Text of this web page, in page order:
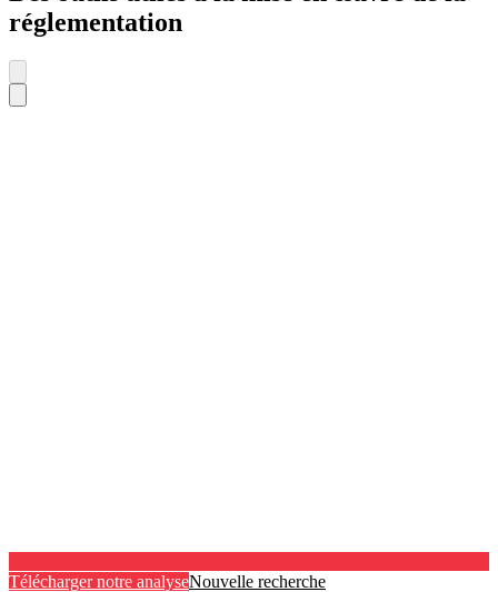
réglementation
Télécharger notre analyseNouvelle recherche